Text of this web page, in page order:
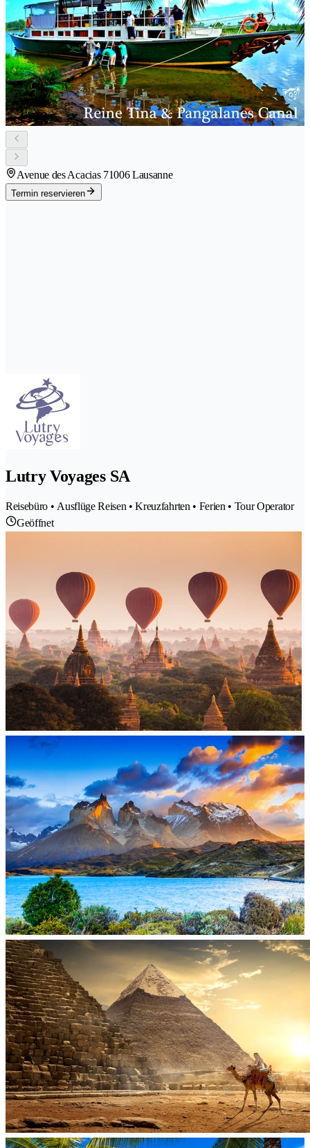
Avenue des Acacias 71006 Lausanne
Termin reservieren
Lutry Voyages SA
Reisebüro • Ausflüge Reisen • Kreuzfahrten • Ferien • Tour Operator
Geöffnet